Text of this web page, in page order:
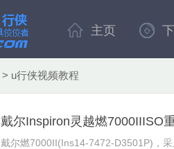
主页
> u行侠视频教程
戴尔Inspiron灵越燃7000IIISO
戴尔燃7000II(Ins14-7472-D3501P)，